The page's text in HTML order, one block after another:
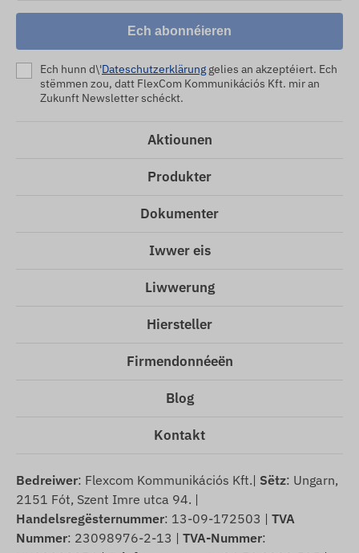
Ech abonnéieren
Ech hunn d\'Dateschutzerklärung gelies an akzeptéiert. Ech
stëmmen zou, datt FlexCom Kommunikációs Kft. mir an
Zukunft Newsletter schéckt.
Aktiounen
Produkter
Dokumenter
Iwwer eis
Liwwerung
Hiersteller
Firmendonnéeën
Blog
Kontakt
Bedreiwer: Flexcom Kommunikációs Kft.| Sëtz: Ungarn,
2151 Fót, Szent Imre utca 94. |
Handelsregësternummer: 13-09-172503 | TVA
Nummer: 23098976-2-13 | TVA-Nummer: